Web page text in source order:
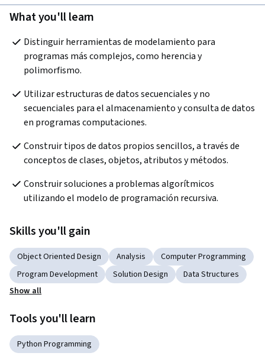
What you'll learn
Distinguir herramientas de modelamiento para
programas más complejos, como herencia y
polimorfismo.
Utilizar estructuras de datos secuenciales y no
secuenciales para el almacenamiento y consulta de datos
en programas computaciones.
Construir tipos de datos propios sencillos, a través de
conceptos de clases, objetos, atributos y métodos.
Construir soluciones a problemas algorítmicos
utilizando el modelo de programación recursiva.
Skills you'll gain
Object Oriented Design Analysis
Computer Programming
Program Development
Solution Design
Data Structures
Show all
Tools you'll learn
Python Programming